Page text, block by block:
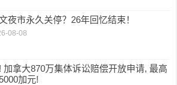
夜市永久关停？26年回忆结束！
08-08
加拿大870万集体诉讼赔偿开放申请, 最高
加元!